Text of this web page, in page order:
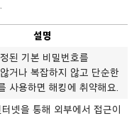
설명
된 기본 비밀번호를
거나 복잡하지 않고 단순한
사용하면 해킹에 취약해요.
넷을 통해 외부에서 접근이